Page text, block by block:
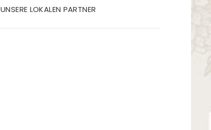
UNSERE LOKALEN PARTNER